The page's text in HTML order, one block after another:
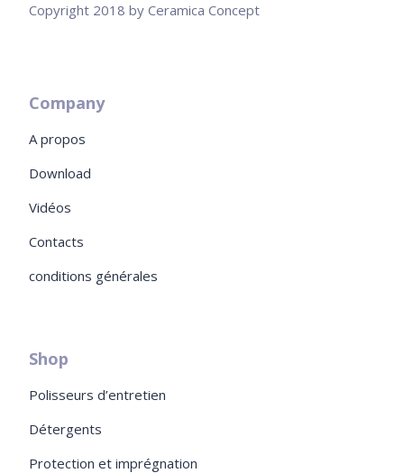
Copyright 2018 by Ceramica Concept
Company
A propos
Download
Vidéos
Contacts
conditions générales
Shop
Polisseurs d’entretien
Détergents
Protection et imprégnation